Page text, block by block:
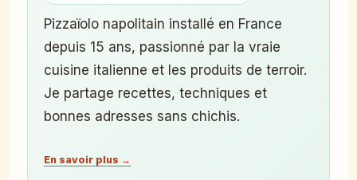
Pizzaïolo napolitain installé en France
depuis 15 ans, passionné par la vraie
cuisine italienne et les produits de terroir.
Je partage recettes, techniques et
bonnes adresses sans chichis.
En savoir plus →